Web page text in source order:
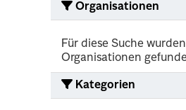
Organisationen
Für diese Suche
Organisationen
Kategorien